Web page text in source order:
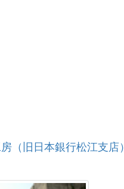
（旧日本銀行松江支店）